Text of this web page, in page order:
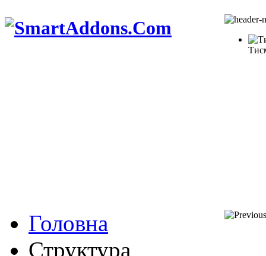
Головна
Структура